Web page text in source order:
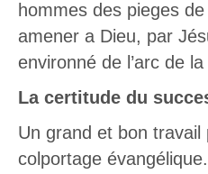
hommes des pieges
amener a Dieu, par
environné de l’arc de
La certitude du
Un grand et bon
colportage